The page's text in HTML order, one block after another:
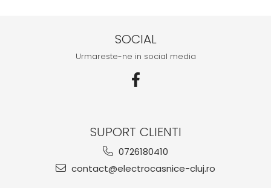
SOCIAL
Urmareste-ne in social media
SUPORT CLIENTI
0726180410
contact@electrocasnice-cluj.ro